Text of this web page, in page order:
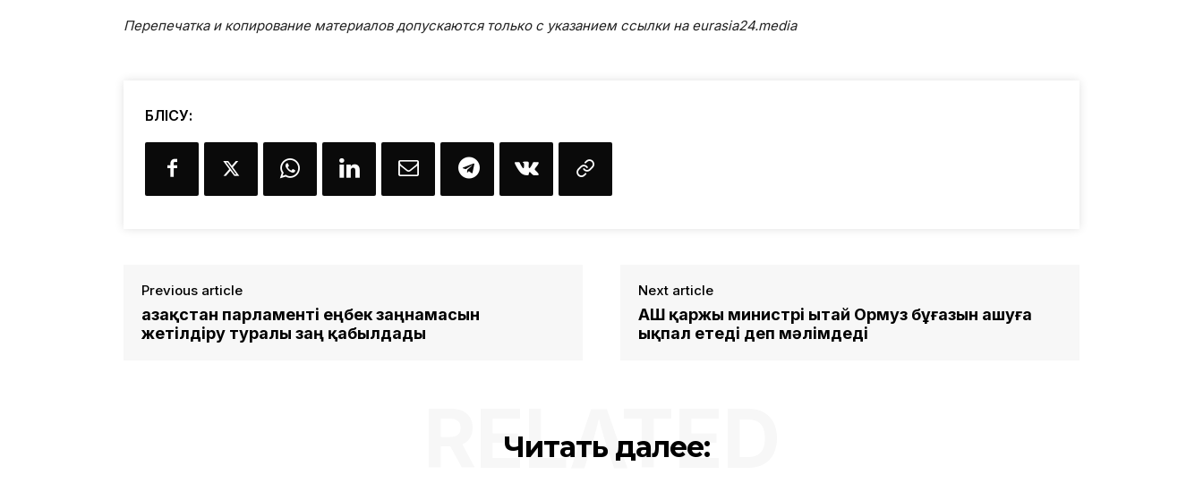
Перепечатка и копирование материалов допускаются только с указанием ссылки на eurasia24.media
БӨЛІСУ:
Previous article
Қазақстан парламенті еңбек заңнамасын
жетілдіру туралы заң қабылдады
Next article
АҚШ қаржы министрі Қытай Ормуз бұғазын ашуға
ықпал етеді деп мәлімдеді
Читать далее:
RELATED